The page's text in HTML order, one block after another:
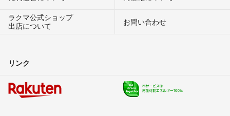
ラクマ公式ショップ
出店について
お問い合わせ
リンク